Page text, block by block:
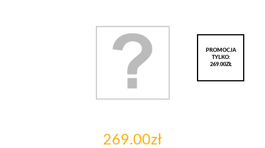
PROMOCJA
TYLKO:
269.00ZŁ
269.00zł